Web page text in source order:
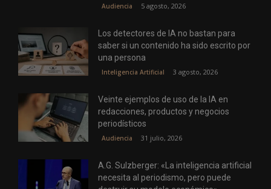
Audiencia 5 agosto, 2026
Los detectores de IA no bastan para
saber si un contenido ha sido escrito por
una persona
Inteligencia Artificial 3 agosto, 2026
Veinte ejemplos de uso de la IA en
redacciones, productos y negocios
periodísticos
Audiencia 31 julio, 2026
A.G. Sulzberger: «La inteligencia artificial
necesita al periodismo, pero puede